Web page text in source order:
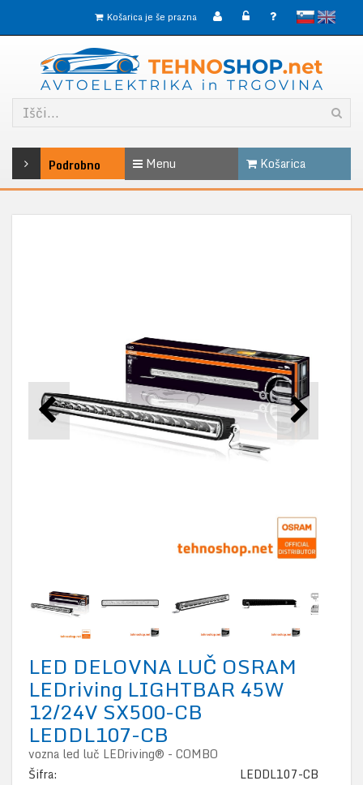
slovenskoEnglish
Košarica je še prazna
Podrobno Menu Košarica
LED DELOVNA LUČ OSRAM
LEDriving LIGHTBAR 45W
12/24V SX500-CB
LEDDL107-CB
vozna led luč LEDriving® - COMBO
Šifra:
LEDDL107-CB